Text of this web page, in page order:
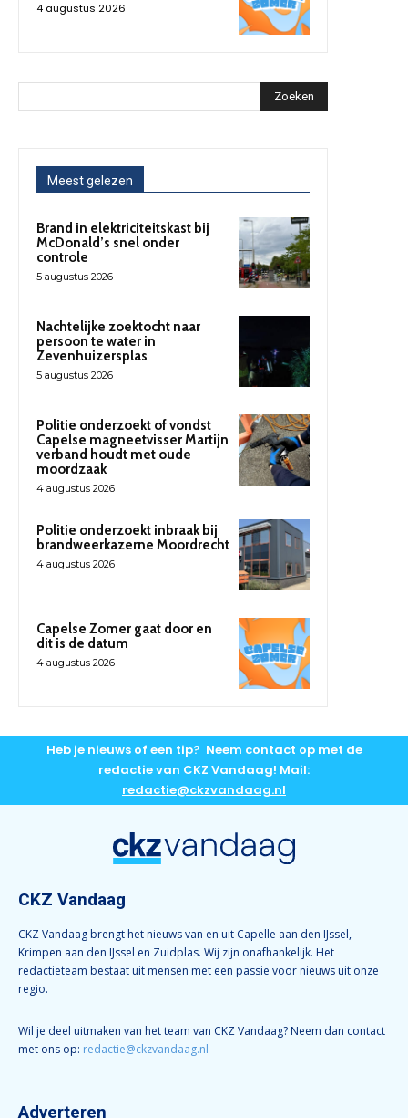
4 augustus 2026
Zoeken
Meest gelezen
Brand in elektriciteitskast bij
McDonald’s snel onder
controle
5 augustus 2026
Nachtelijke zoektocht naar
persoon te water in
Zevenhuizersplas
5 augustus 2026
Politie onderzoekt of vondst
Capelse magneetvisser Martijn
verband houdt met oude
moordzaak
4 augustus 2026
Politie onderzoekt inbraak bij
brandweerkazerne Moordrecht
4 augustus 2026
Capelse Zomer gaat door en
dit is de datum
4 augustus 2026
Heb je nieuws of een tip? Neem contact op met de
redactie van CKZ Vandaag! Mail:
redactie@ckzvandaag.nl
CKZ Vandaag
CKZ Vandaag brengt het nieuws van en uit Capelle aan den IJssel,
Krimpen aan den IJssel en Zuidplas. Wij zijn onafhankelijk. Het
redactieteam bestaat uit mensen met een passie voor nieuws uit onze
regio.
Wil je deel uitmaken van het team van CKZ Vandaag? Neem dan contact
met ons op: redactie@ckzvandaag.nl
Adverteren